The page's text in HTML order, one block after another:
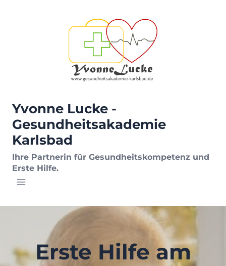
Yvonne Lucke -
Gesundheitsakademie
Karlsbad
Ihre Partnerin für Gesundheitskompetenz und
Erste Hilfe.
Erste Hilfe am